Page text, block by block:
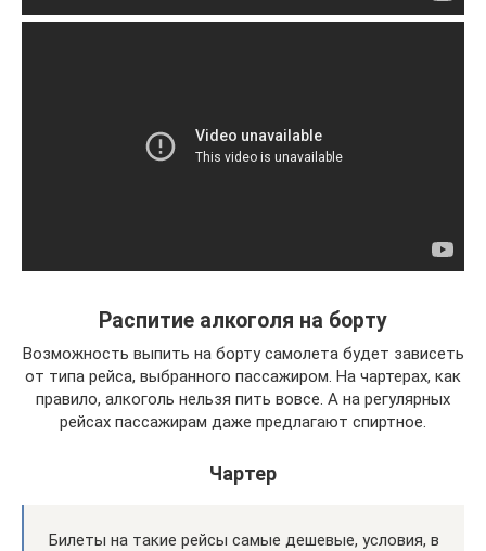
Распитие алкоголя на борту
Возможность выпить на борту самолета будет зависеть
от типа рейса, выбранного пассажиром. На чартерах, как
правило, алкоголь нельзя пить вовсе. А на регулярных
рейсах пассажирам даже предлагают спиртное.
Чартер
Билеты на такие рейсы самые дешевые, условия, в